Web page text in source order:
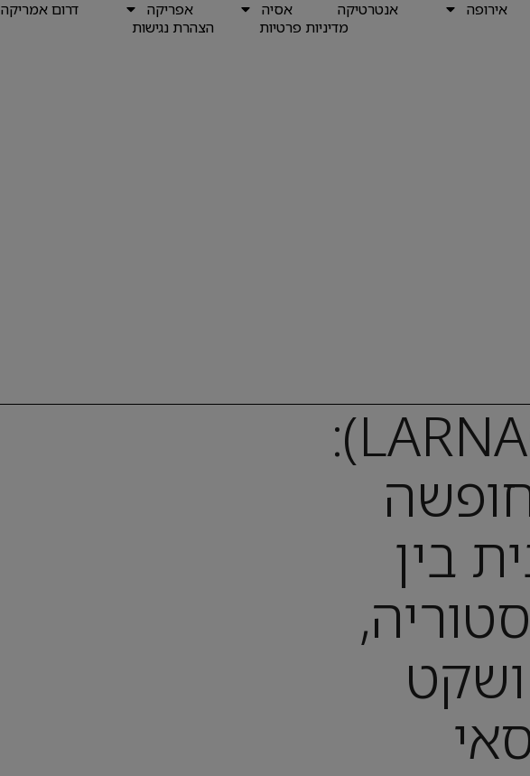
אירופה אנטרטיקה אסיה אפריקה דרום אמריקה
מדיניות פרטיות
הצהרת נגישות
לרנקה (LARNACA):
בין